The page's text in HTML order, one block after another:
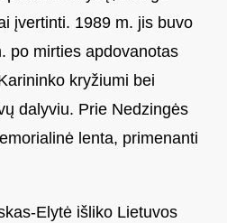
įvertinti. 1989 m. jis buvo
po mirties apdovanotas
kryžiumi bei
dalyviu. Prie Nedzingės
lenta, primenanti
Elytė išliko Lietuvos